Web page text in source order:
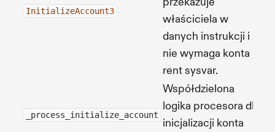
InitializeAccount3
właściciela w
danych instrukcji i
nie wymaga konta
rent sysvar.
_process_initialize_account
Współdzielona
logika procesora dla
inicjalizacji konta